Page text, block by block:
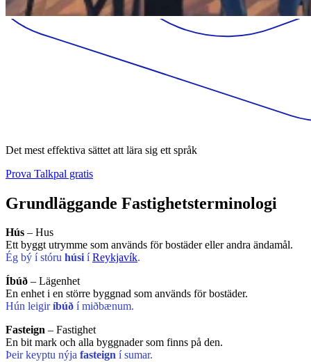
Det mest effektiva sättet att lära sig ett språk
Prova Talkpal gratis
Grundläggande Fastighetsterminologi
Hús – Hus
Ett byggt utrymme som används för bostäder eller andra ändamål.
Ég bý í stóru húsiíReykjavík.
Íbúð – Lägenhet
En enhet i en större byggnad som används för bostäder.
Hún leigiríbúð í miðbænum.
Fasteign – Fastighet
En bit mark och alla byggnader som finns på den.
Þeir keyptu nýja fasteign í sumar.